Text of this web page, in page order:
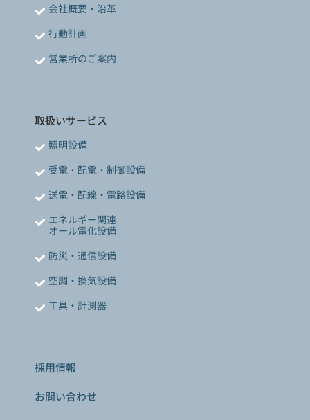
会社概要・沿革
行動計画
営業所のご案内
取扱いサービス
照明設備
受電・配電・制御設備
送電・配線・電路設備
エネルギー関連
オール電化設備
防災・通信設備
空調・換気設備
工具・計測器
採用情報
お問い合わせ